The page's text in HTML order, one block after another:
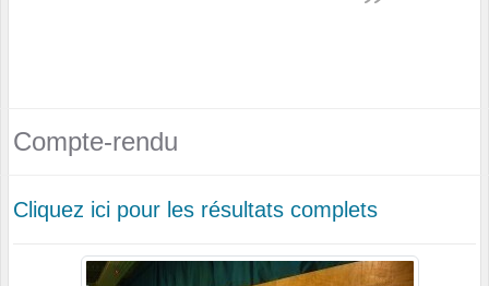
Compte-rendu
Cliquez ici pour les résultats complets